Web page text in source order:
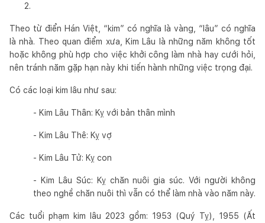
Theo từ điển Hán Việt, “kim” có nghĩa là vàng, “lâu” có nghĩa
là nhà. Theo quan điểm xưa, Kim Lâu là những năm không tốt
hoặc không phù hợp cho việc khởi công làm nhà hay cưới hỏi,
nên tránh năm gặp hạn này khi tiến hành những việc trọng đại.
Có các loại kim lâu như sau:
- Kim Lâu Thân: Kỵ với bản thân mình
- Kim Lâu Thê: Kỵ vợ
- Kim Lâu Tử: Kỵ con
- Kim Lâu Súc: Kỵ chăn nuôi gia súc. Với người không
theo nghề chăn nuôi thì vẫn có thể làm nhà vào năm này.
Các tuổi phạm kim lâu 2023 gồm: 1953 (Quý Tỵ), 1955 (Ất